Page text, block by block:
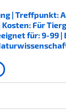
| Treffpunkt:
Kosten: Für
für: 9-99